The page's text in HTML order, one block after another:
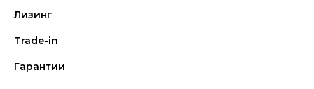
Лизинг
Trade-in
Гарантии